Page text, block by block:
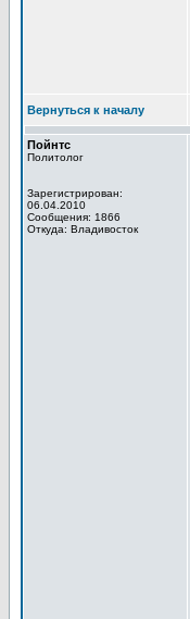
Вернуться к началу
Пойнтс
Политолог
Зарегистрирован:
06.04.2010
Сообщения: 1866
Откуда: Владивосток